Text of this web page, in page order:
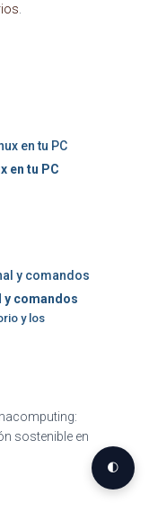
en tu PC
y comandos
y los
sostenible en
🌓